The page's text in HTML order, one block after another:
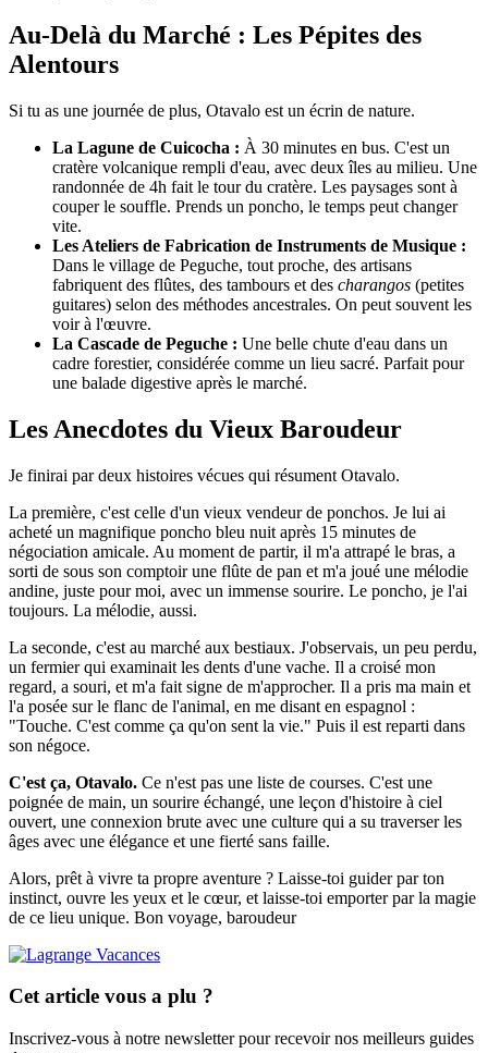
Au-Delà du Marché : Les Pépites des
Alentours
Si tu as une journée de plus, Otavalo est un écrin de nature.
La Lagune de Cuicocha : À 30 minutes en bus. C'est un
cratère volcanique rempli d'eau, avec deux îles au milieu. Une
randonnée de 4h fait le tour du cratère. Les paysages sont à
couper le souffle. Prends un poncho, le temps peut changer
vite.
Les Ateliers de Fabrication de Instruments de Musique :
Dans le village de Peguche, tout proche, des artisans
fabriquent des flûtes, des tambours et des charangos (petites
guitares) selon des méthodes ancestrales. On peut souvent les
voir à l'œuvre.
La Cascade de Peguche : Une belle chute d'eau dans un
cadre forestier, considérée comme un lieu sacré. Parfait pour
une balade digestive après le marché.
Les Anecdotes du Vieux Baroudeur
Je finirai par deux histoires vécues qui résument Otavalo.
La première, c'est celle d'un vieux vendeur de ponchos. Je lui ai
acheté un magnifique poncho bleu nuit après 15 minutes de
négociation amicale. Au moment de partir, il m'a attrapé le bras, a
sorti de sous son comptoir une flûte de pan et m'a joué une mélodie
andine, juste pour moi, avec un immense sourire. Le poncho, je l'ai
toujours. La mélodie, aussi.
La seconde, c'est au marché aux bestiaux. J'observais, un peu perdu,
un fermier qui examinait les dents d'une vache. Il a croisé mon
regard, a souri, et m'a fait signe de m'approcher. Il a pris ma main et
l'a posée sur le flanc de l'animal, en me disant en espagnol :
"Touche. C'est comme ça qu'on sent la vie." Puis il est reparti dans
son négoce.
C'est ça, Otavalo. Ce n'est pas une liste de courses. C'est une
poignée de main, un sourire échangé, une leçon d'histoire à ciel
ouvert, une connexion brute avec une culture qui a su traverser les
âges avec une élégance et une fierté sans faille.
Alors, prêt à vivre ta propre aventure ? Laisse-toi guider par ton
instinct, ouvre les yeux et le cœur, et laisse-toi emporter par la magie
de ce lieu unique. Bon voyage, baroudeur
Cet article vous a plu ?
Inscrivez-vous à notre newsletter pour recevoir nos meilleurs guides